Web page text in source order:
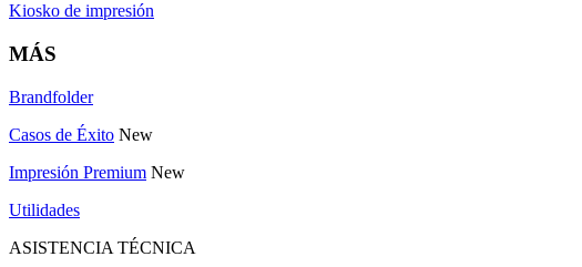
Kiosko de impresión
MÁS
Brandfolder
Casos de Éxito New
Impresión Premium New
Utilidades
ASISTENCIA TÉCNICA